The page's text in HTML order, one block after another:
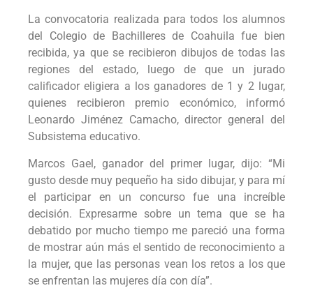
La convocatoria realizada para todos los alumnos
del Colegio de Bachilleres de Coahuila fue bien
recibida, ya que se recibieron dibujos de todas las
regiones del estado, luego de que un jurado
calificador eligiera a los ganadores de 1 y 2 lugar,
quienes recibieron premio económico, informó
Leonardo Jiménez Camacho, director general del
Subsistema educativo.
Marcos Gael, ganador del primer lugar, dijo: “Mi
gusto desde muy pequeño ha sido dibujar, y para mí
el participar en un concurso fue una increíble
decisión. Expresarme sobre un tema que se ha
debatido por mucho tiempo me pareció una forma
de mostrar aún más el sentido de reconocimiento a
la mujer, que las personas vean los retos a los que
se enfrentan las mujeres día con día”.